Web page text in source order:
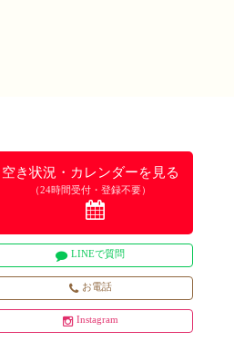
空き状況・カレンダーを見る
（24時間受付・登録不要）
LINEで質問
お電話
Instagram